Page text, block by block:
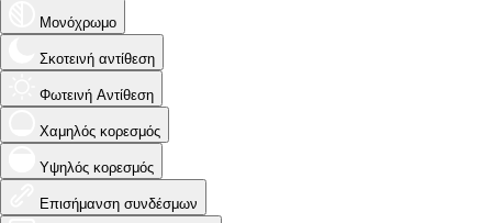
Μονόχρωμο
Σκοτεινή αντίθεση
Φωτεινή Αντίθεση
Χαμηλός κορεσμός
Υψηλός κορεσμός
Επισήμανση συνδέσμων